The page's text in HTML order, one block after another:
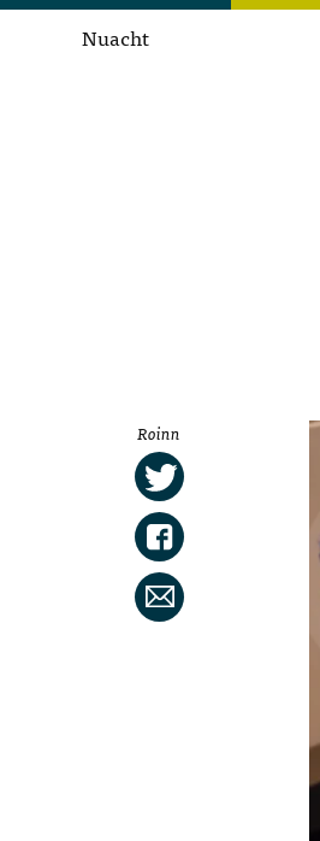
Nuacht
Roinn